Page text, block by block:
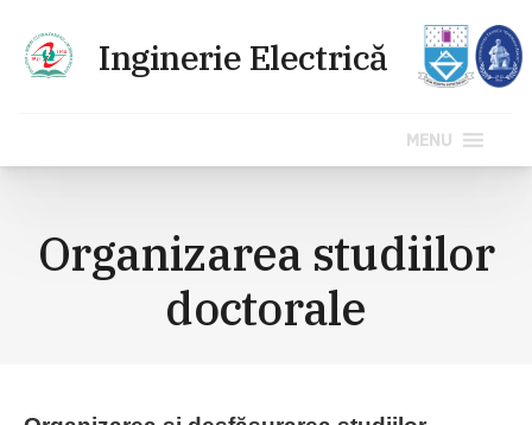
conținut
MENU
Organizarea studiilor
doctorale